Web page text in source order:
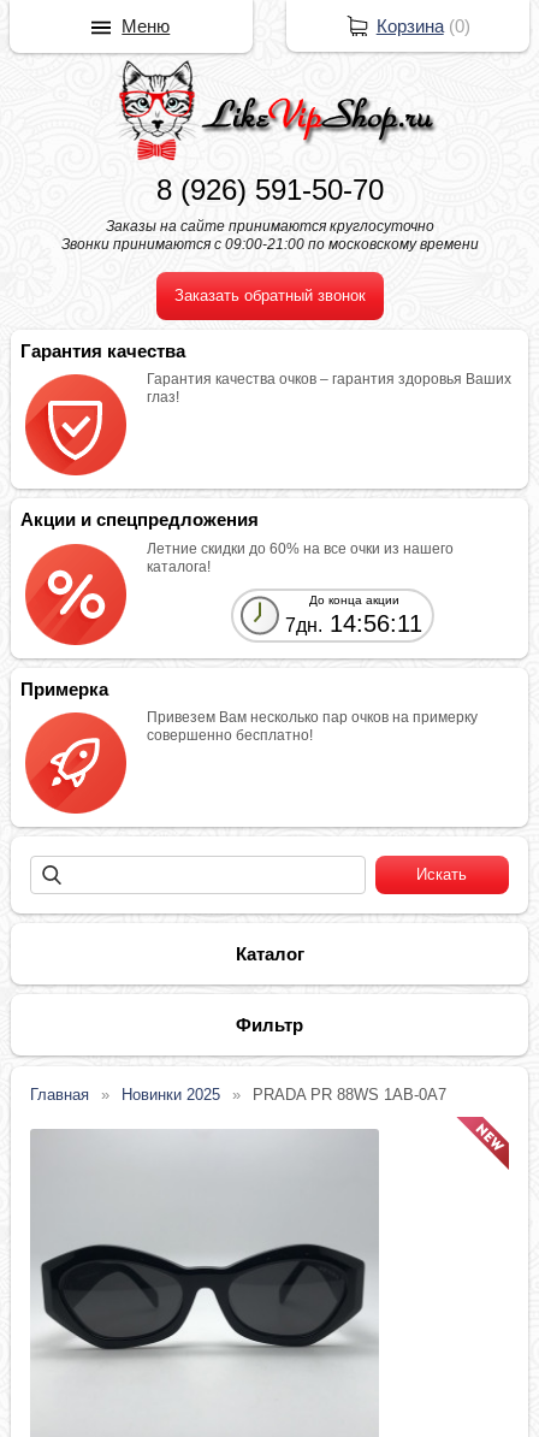
8 (926) 591-50-70
Заказы на сайте принимаются круглосуточно
Звонки принимаются с 09:00-21:00 по московскому времени
Заказать обратный звонок
Гарантия качества
Гарантия качества очков – гарантия здоровья Ваших
глаз!
Акции и спецпредложения
Летние скидки до 60% на все очки из нашего
каталога!
До конца акции
7дн. 14:56:11
Примерка
Привезем Вам несколько пар очков на примерку
совершенно бесплатно!
Каталог
Фильтр
Главная Новинки 2025 PRADA PR 88WS 1AB-0A7
Корзина(0)
Меню